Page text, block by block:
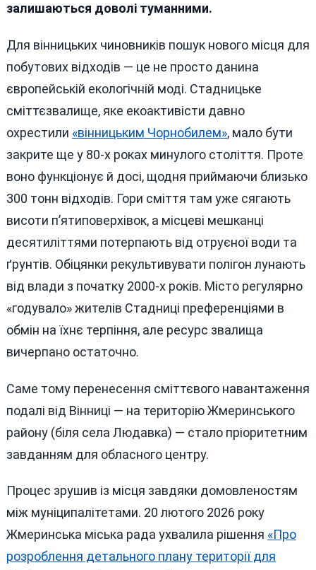
залишаються доволі туманними.
Для вінницьких чиновників пошук нового місця для
побутових відходів — це не просто данина
європейській екологічній моді. Стадницьке
сміттєзвалище, яке екоактивісти давно
охрестили «вінницьким Чорнобилем», мало бути
закрите ще у 80-х роках минулого століття. Проте
воно функціонує й досі, щодня приймаючи близько
300 тонн відходів. Гори сміття там уже сягають
висоти п’ятиповерхівок, а місцеві мешканці
десятиліттями потерпають від отруєної води та
ґрунтів. Обіцянки рекультивувати полігон лунають
від влади з початку 2000-х років. Місто регулярно
«годувало» жителів Стадниці преференціями в
обмін на їхнє терпіння, але ресурс звалища
вичерпано остаточно.
Саме тому перенесення сміттєвого навантаження
подалі від Вінниці — на територію Жмеринського
району (біля села Людавка) — стало пріоритетним
завданням для обласного центру.
Процес зрушив із місця завдяки домовленостям
між муніципалітетами. 20 лютого 2026 року
Жмеринська міська рада ухвалила рішення «Про
розроблення детального плану території для